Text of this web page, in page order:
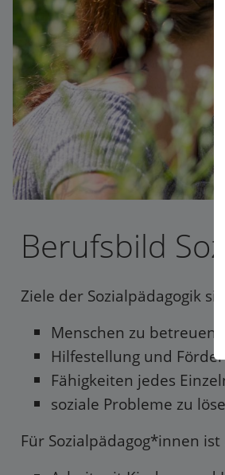
Berufsbild
Ziele der Sozialpädagogik sind
Menschen zu
Hilfestellung und
Fähigkeiten jedes
soziale Probleme zu
Für Sozialpädagog*innen